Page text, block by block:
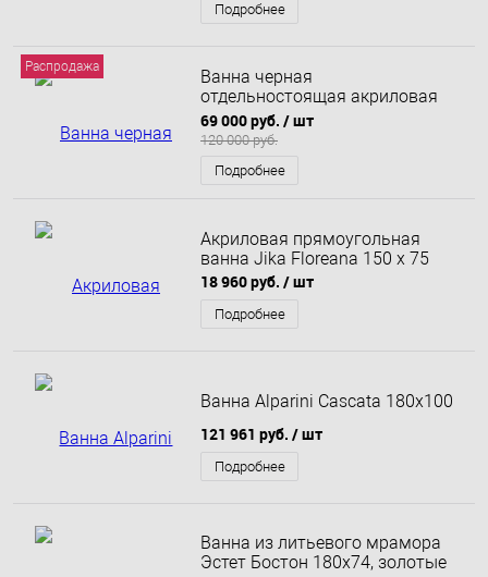
Подробнее
Распродажа
Ванна черная
отдельностоящая акриловая
BelBagno BB71-Nero 180x80
69 000 руб. / шт
120 000 руб.
Подробнее
Акриловая прямоугольная
ванна Jika Floreana 150 х 75
18 960 руб. / шт
Подробнее
Ванна Alparini Cascata 180x100
121 961 руб. / шт
Подробнее
Ванна из литьевого мрамора
Эстет Бостон 180x74, золотые